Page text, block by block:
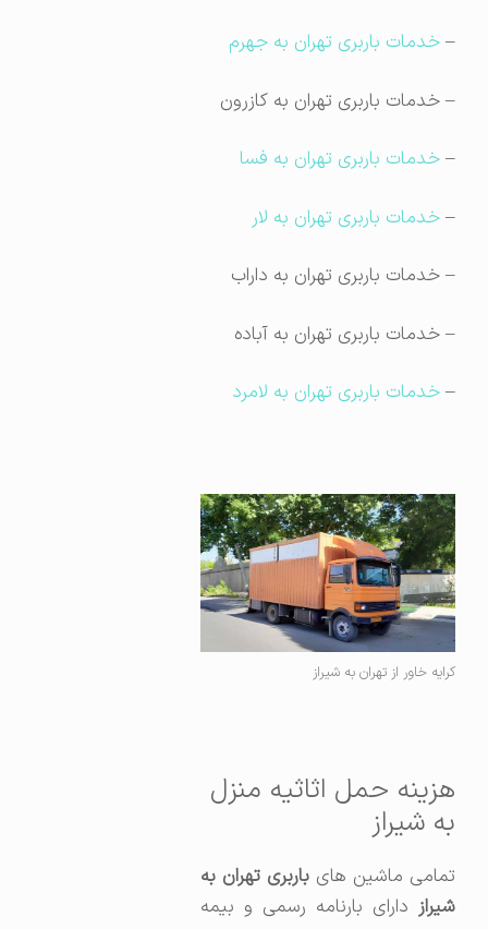
خدمات باربری تهران به جهرم
– خدمات باربری تهران به کازرون
خدمات باربری تهران به فسا
خدمات باربری تهران به لار
– خدمات باربری تهران به داراب
– خدمات باربری تهران به آباده
خدمات باربری تهران به لامرد
کرایه خاور از تهران به شیراز
هزینه حمل اثاثیه منزل
به شیراز
تمامی ماشین هایباربری تهران به
شیرازدارای بارنامه رسمی و بیمه